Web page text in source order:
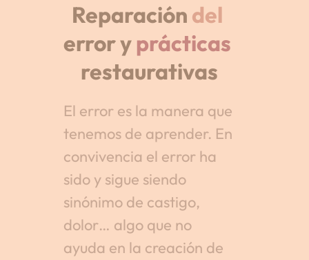
Reparación del
error y prácticas
restaurativas
El error es la manera que
tenemos de aprender. En
convivencia el error ha
sido y sigue siendo
sinónimo de castigo,
dolor… algo que no
ayuda en la creación de